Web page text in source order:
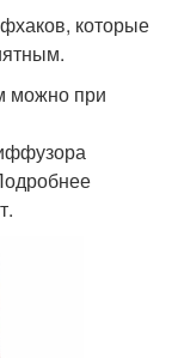
которые
можно при